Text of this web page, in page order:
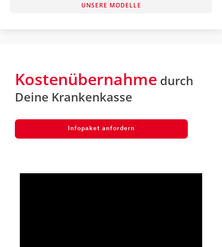
UNSERE MODELLE
Kostenübernahme durch
Deine Krankenkasse
Infopaket anfordern